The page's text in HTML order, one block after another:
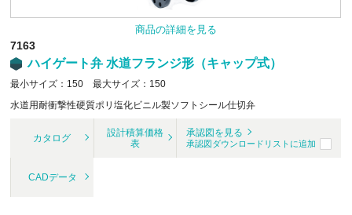
商品の詳細を見る
7163
ハイゲート弁 水道フランジ形（キャップ式）
最小サイズ：150 最大サイズ：150
水道用耐衝撃性硬質ポリ塩化ビニル製ソフトシール仕切弁
カタログ
設計積算価格
表
承認図を見る
承認図ダウンロードリストに追加
CADデータ